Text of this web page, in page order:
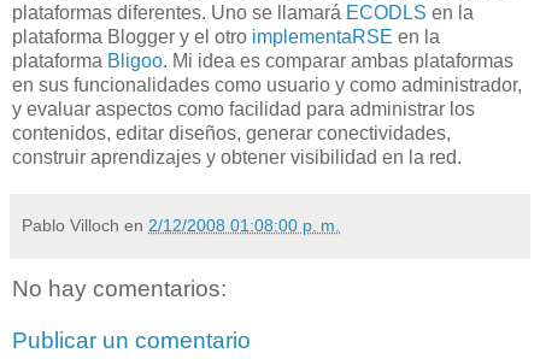
plataformas diferentes. Uno se llamará ECODLS en la
plataforma Blogger y el otro implementaRSE en la
plataforma Bligoo. Mi idea es comparar ambas plataformas
en sus funcionalidades como usuario y como administrador,
y evaluar aspectos como facilidad para administrar los
contenidos, editar diseños, generar conectividades,
construir aprendizajes y obtener visibilidad en la red.
Pablo Villoch en 2/12/2008 01:08:00 p. m.
No hay comentarios:
Publicar un comentario